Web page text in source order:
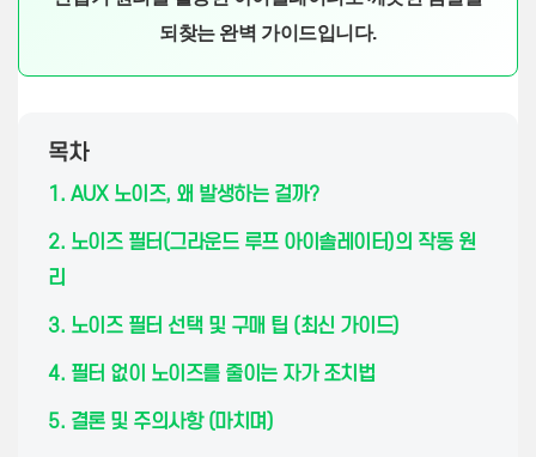
되찾는 완벽 가이드입니다.
목차
1. AUX 노이즈, 왜 발생하는 걸까?
2. 노이즈 필터(그라운드 루프 아이솔레이터)의 작동 원
리
3. 노이즈 필터 선택 및 구매 팁 (최신 가이드)
4. 필터 없이 노이즈를 줄이는 자가 조치법
5. 결론 및 주의사항 (마치며)